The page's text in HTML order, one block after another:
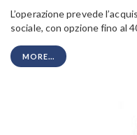
L’operazione prevede
sociale, con opzione fino al
MORE...